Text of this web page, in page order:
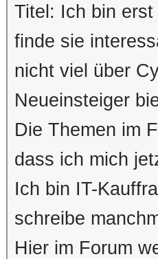
Titel: Ich bin
finde sie
nicht viel über
Neueinsteiger
Die Themen im
dass ich mich
Ich bin IT-
schreibe
Hier im Forum